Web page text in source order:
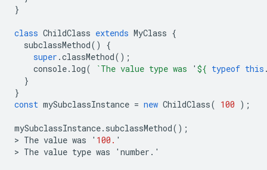
}
class ChildClass extends MyClass {
subclassMethod()
{
super .classMethod();
console. log( `The value type was ' ${ typeof this
}
}
const mySubclassInstance = new ChildClass( 100 );
mySubclassInstance. subclassMethod();
> The value was ' 100. '
> The value type was ' number .